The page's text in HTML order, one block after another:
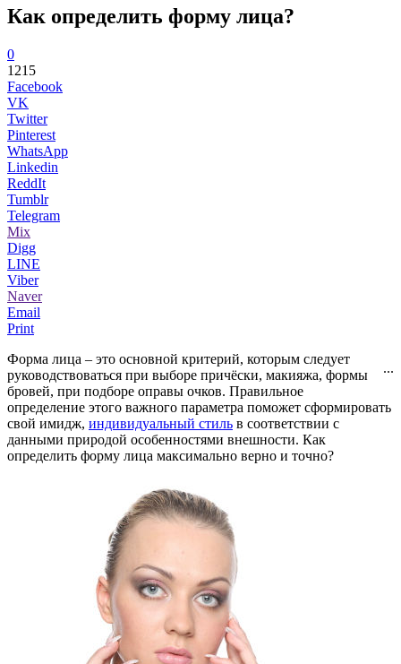
Как определить форму лица?
0
1215
Facebook
VK
Twitter
Pinterest
WhatsApp
Linkedin
ReddIt
Tumblr
Telegram
Mix
Digg
LINE
Viber
Naver
Email
Print
...
Форма лица – это основной критерий, которым следует
руководствоваться при выборе причёски, макияжа, формы
бровей, при подборе оправы очков. Правильное
определение этого важного параметра поможет сформировать
свой имидж, индивидуальный стиль в соответствии с
данными природой особенностями внешности. Как
определить форму лица максимально верно и точно?